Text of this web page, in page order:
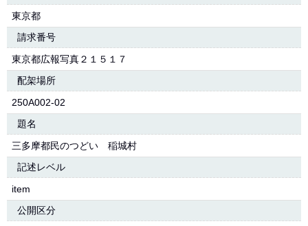
東京都
請求番号
東京都広報写真２１５１７
配架場所
250A002-02
題名
三多摩都民のつどい 稲城村
記述レベル
item
公開区分